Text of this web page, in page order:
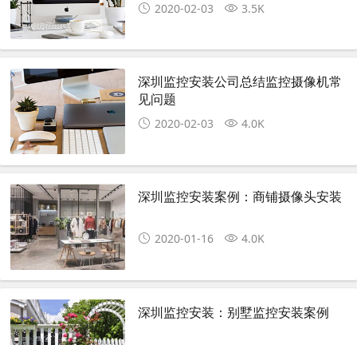
2020-02-03 3.5K
深圳监控安装公司总结监控摄像机常
见问题
2020-02-03 4.0K
深圳监控安装案例：商铺摄像头安装
2020-01-16 4.0K
深圳监控安装：别墅监控安装案例